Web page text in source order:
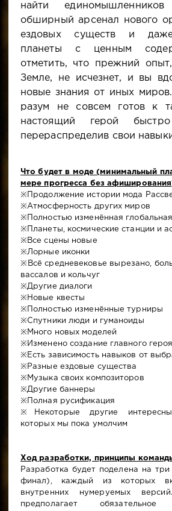
найти
обширный арсенал нового
ездовых существ и
планеты с ценным
отметить, что прежний
Земле, не исчезнет, и вы
новые знания от иных
разум не совсем готов к
настоящий герой быстро
перераспределив свои
Что будет в моде (минимальный
мере прогресса без
※Продолжение истории мода
※Атмосферность других миров
※Полностью изменённая
※Планеты, космические станции и
※Все сцены новые
※Лорные иконки
※Всё средневековье вырезано,
вассалов и кольчуг
※Другие диалоги
※Новые квесты
※Полностью изменённые турниры
※Спутники люди и гуманоиды
※Много новых моделей
※Изменено создание главного героя
※Есть зависимость навыков от
※Разные ездовые существа
※Музыка своих композиторов
※Другие баннеры
※Полная русификация
※Некоторые другие
которых мы пока умолчим
Ход разработки, принципы
Разработка будет поделена на три
финал), каждый из которых
внутренних нумеруемых
предполагает